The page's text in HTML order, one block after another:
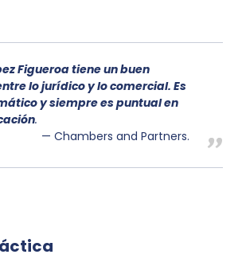
Figueroa tiene un buen
lo jurídico y lo comercial. Es
y siempre es puntual en
.
Chambers and Partners.